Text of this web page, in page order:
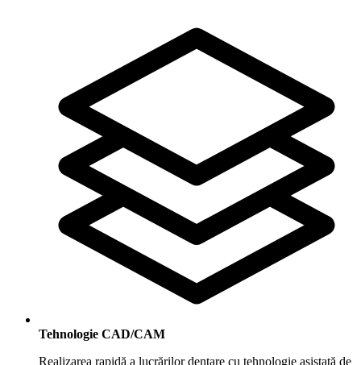
Tehnologie CAD/CAM
Realizarea rapidă a lucrărilor dentare cu tehnologie asistată de